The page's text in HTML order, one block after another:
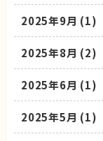
2025年9月 (1)
2025年8月 (2)
2025年6月 (1)
2025年5月 (1)